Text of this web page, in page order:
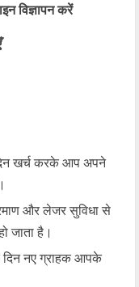
विज्ञापन करें
खर्च करके आप अपने
और लेजर सुविधा से
जाता है।
दिन नए ग्राहक आपके